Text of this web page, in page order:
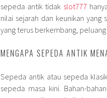
sepeda antik tidak slot777
nilai sejarah dan keunikan
yang terus berkembang,
MENGAPA SEPEDA ANTIK
Sepeda antik atau sepeda
sepeda masa kini. Bahan-